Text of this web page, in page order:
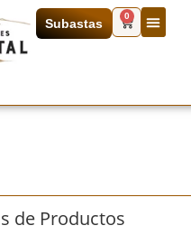
Subastas
0
de Productos